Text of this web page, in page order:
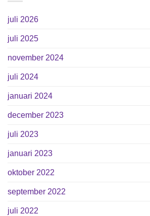
juli 2026
juli 2025
november 2024
juli 2024
januari 2024
december 2023
juli 2023
januari 2023
oktober 2022
september 2022
juli 2022